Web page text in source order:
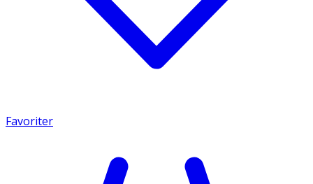
Favoriter